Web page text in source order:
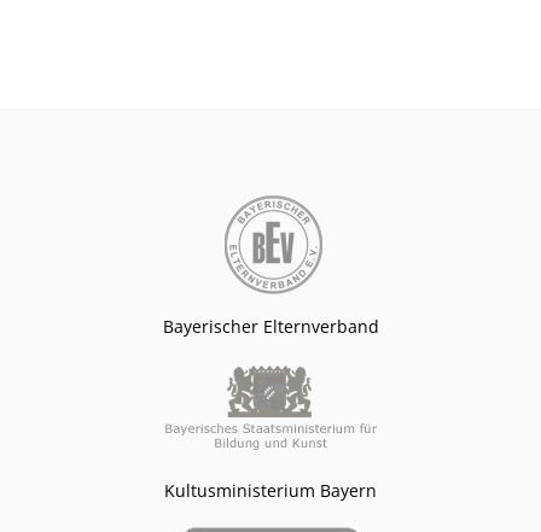
Bayerischer Elternverband
Kultusministerium Bayern